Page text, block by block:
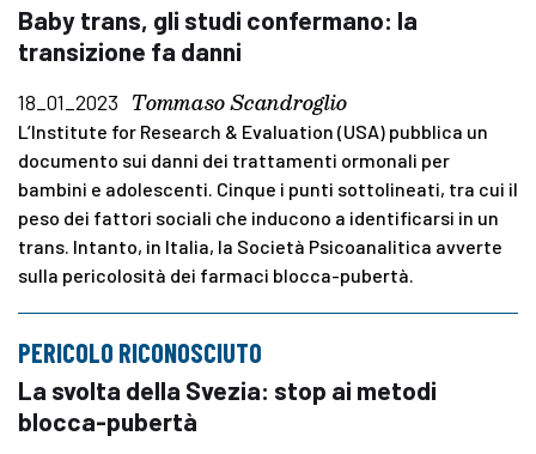
Baby trans, gli studi confermano: la
transizione fa danni
18_01_2023 Tommaso Scandroglio
L’Institute for Research & Evaluation (USA) pubblica un
documento sui danni dei trattamenti ormonali per
bambini e adolescenti. Cinque i punti sottolineati, tra cui il
peso dei fattori sociali che inducono a identificarsi in un
trans. Intanto, in Italia, la Società Psicoanalitica avverte
sulla pericolosità dei farmaci blocca-pubertà.
PERICOLO RICONOSCIUTO
La svolta della Svezia: stop ai metodi
blocca-pubertà